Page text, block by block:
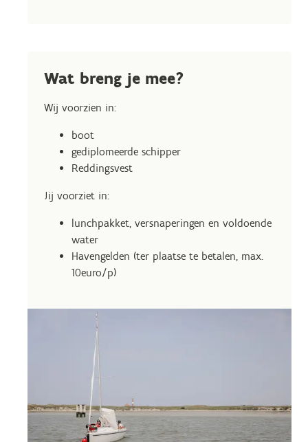
Wat breng je mee?
Wij voorzien in:
boot
gediplomeerde schipper
Reddingsvest
Jij voorziet in:
lunchpakket, versnaperingen en voldoende
water
Havengelden (ter plaatse te betalen, max.
10euro/p)